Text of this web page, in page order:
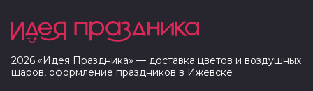
2026 «Идея Праздника» — доставка цветов и воздушных
шаров, оформление праздников в Ижевске